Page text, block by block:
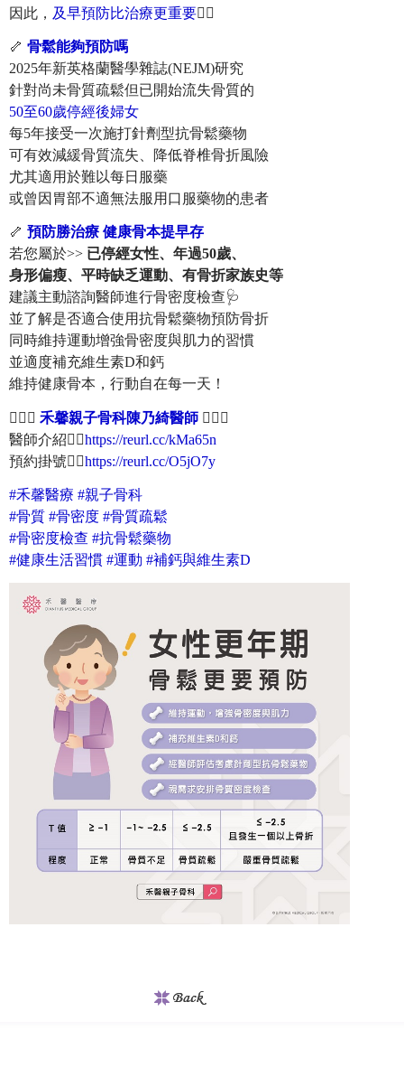
因此， 及早預防比治療更重要☝🏻
🦴 骨鬆能夠預防嗎
2025年新英格蘭醫學雜誌(NEJM)研究
針對尚未骨質疏鬆但已開始流失骨質的
50至60歲停經後婦女
每5年接受一次施打針劑型抗骨鬆藥物
可有效減緩骨質流失、降低脊椎骨折風險
尤其適用於難以每日服藥
或曾因胃部不適無法服用口服藥物的患者
🦴 預防勝治療 健康骨本提早存
若您屬於>> 已停經女性、年過50歲、
身形偏瘦、平時缺乏運動、有骨折家族史等
建議主動諮詢醫師進行骨密度檢查🩺
並了解是否適合使用抗骨鬆藥物預防骨折
同時維持運動增強骨密度與肌力的習慣
並適度補充維生素D和鈣
維持健康骨本，行動自在每一天！
👩🏻‍⚕️ 禾馨親子骨科陳乃綺醫師 👩🏻‍⚕️
醫師介紹👉🏻https://reurl.cc/kMa65n
預約掛號👉🏻https://reurl.cc/O5jO7y
#禾馨醫療 #親子骨科
#骨質 #骨密度 #骨質疏鬆
#骨密度檢查 #抗骨鬆藥物
#健康生活習慣 #運動 #補鈣與維生素D